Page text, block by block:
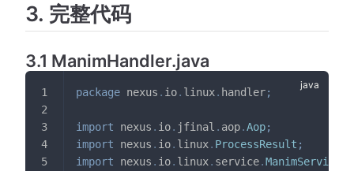
3. 完整代码
3.1 ManimHandler.java
package nexus . io. linux. handler;
import nexus . io. jfinal . aop.Aop;
import
nexus . io. linux. ProcessResult ;
import
nexus . io. linux. service.ManimService